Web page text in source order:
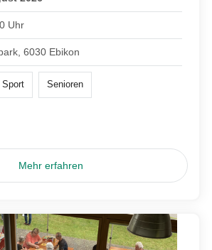
Uhr
6030 Ebikon
Sport Senioren
Mehr erfahren